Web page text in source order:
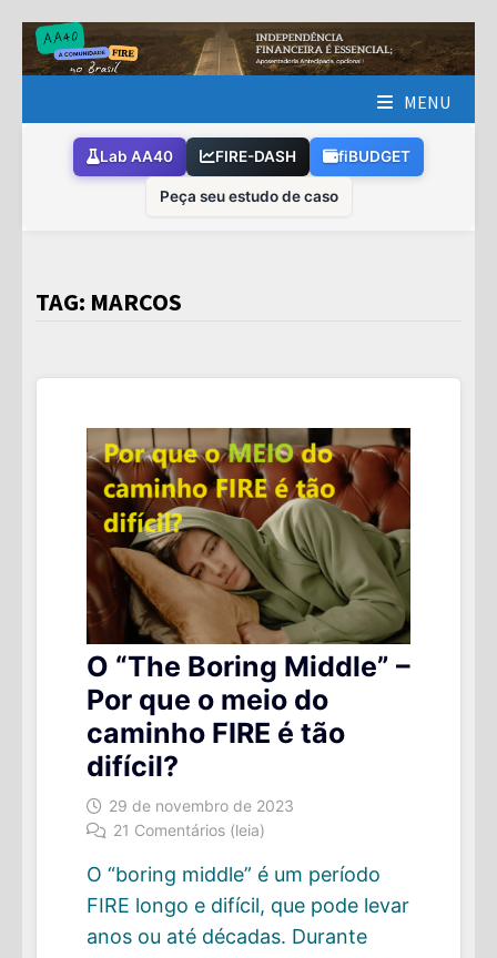
Skip
to
MENU
Lab AA40 FIRE-DASH fiBUDGET
Peça seu estudo de caso
TAG: MARCOS
O “The Boring Middle” –
Por que o meio do
caminho FIRE é tão
difícil?
29 de novembro de 2023
21 Comentários (leia)
O “boring middle” é um período
FIRE longo e difícil, que pode levar
anos ou até décadas. Durante